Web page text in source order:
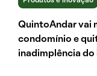
QuintoAndar vai
condomínio e
inadimplência do